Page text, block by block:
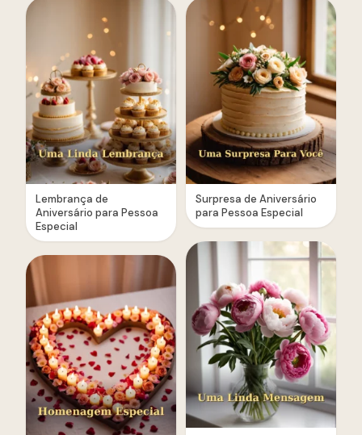
Lembrança de
Aniversário para Pessoa
Especial
Surpresa de Aniversário
para Pessoa Especial